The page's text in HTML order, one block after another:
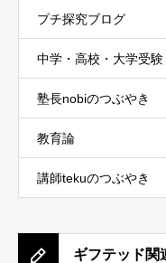
プチ探究ブログ
中学・高校・大学受験
塾長nobiのつぶやき
教育論
講師tekuのつぶやき
ギフテッド関